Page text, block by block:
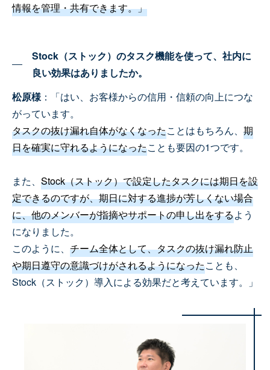
情報を管理・共有できます。」
Stock（ストック）のタスク機能を使って、社内に
良い効果はありましたか。
松原様：「はい、お客様からの信用・信頼の向上につな
がっています。
タスクの抜け漏れ自体がなくなったことはもちろん、 期
日を確実に守れるようになったことも要因の1つです。
また、 Stock（ストック）で設定したタスクには期日を設
定できるのですが、期日に対する進捗が芳しくない場合
に、他のメンバーが指摘やサポートの申し出をするよう
になりました。
このように、 チーム全体として、タスクの抜け漏れ防止
や期日遵守の意識づけがされるようになったことも、
Stock（ストック）導入による効果だと考えています。」